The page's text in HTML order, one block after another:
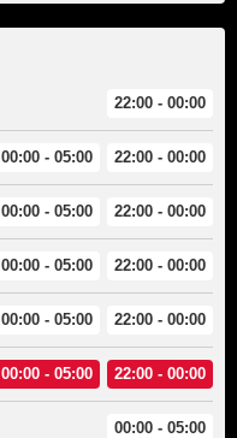
22:00 - 00:00
00:00 - 05:00 22:00 - 00:00
00:00 - 05:00 22:00 - 00:00
00:00 - 05:00 22:00 - 00:00
00:00 - 05:00 22:00 - 00:00
00:00 - 05:00 22:00 - 00:00
00:00 - 05:00